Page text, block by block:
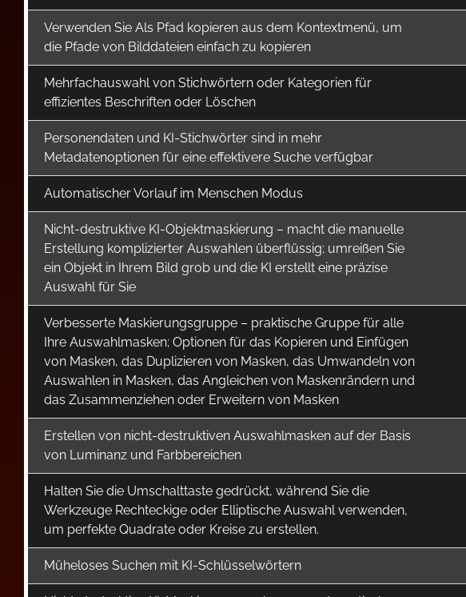
Verwenden Sie Als Pfad kopieren aus dem Kontextmenü, um
die Pfade von Bilddateien einfach zu kopieren
Mehrfachauswahl von Stichwörtern oder Kategorien für
effizientes Beschriften oder Löschen
Personendaten und KI-Stichwörter sind in mehr
Metadatenoptionen für eine effektivere Suche verfügbar
Automatischer Vorlauf im Menschen Modus
Nicht-destruktive KI-Objektmaskierung – macht die manuelle
Erstellung komplizierter Auswahlen überflüssig; umreißen Sie
ein Objekt in Ihrem Bild grob und die KI erstellt eine präzise
Auswahl für Sie
Verbesserte Maskierungsgruppe – praktische Gruppe für alle
Ihre Auswahlmasken; Optionen für das Kopieren und Einfügen
von Masken, das Duplizieren von Masken, das Umwandeln von
Auswahlen in Masken, das Angleichen von Maskenrändern und
das Zusammenziehen oder Erweitern von Masken
Erstellen von nicht-destruktiven Auswahlmasken auf der Basis
von Luminanz und Farbbereichen
Halten Sie die Umschalttaste gedrückt, während Sie die
Werkzeuge Rechteckige oder Elliptische Auswahl verwenden,
um perfekte Quadrate oder Kreise zu erstellen.
Müheloses Suchen mit KI-Schlüsselwörtern